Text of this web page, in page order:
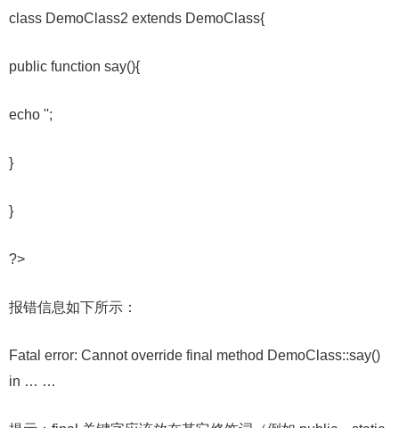
class DemoClass2 extends DemoClass{
public function say(){
echo '';
}
}
?>
报错信息如下所示：
Fatal error: Cannot override final method DemoClass::say()
in … …